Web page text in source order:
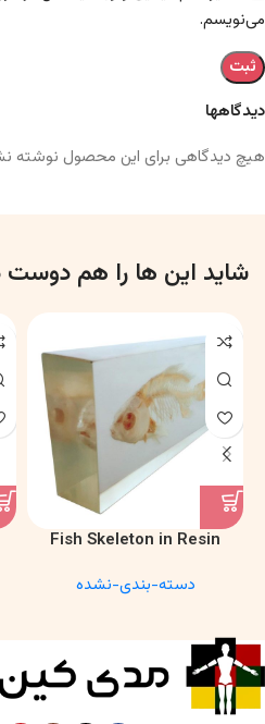
دیدگاهها
هیچ دیدگاهی برای این محصول نوشته
می‌نویسم.
شاید این ها را هم دوست
Fish Skeleton in Resin
Anatomy Specimen
دسته-بندی-نشده